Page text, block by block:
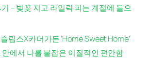
기 – 벚꽃 지고 라일락 피는 계절에 들으
립스X카더가든 ‘Home Sweet Home’
에서 나를 붙잡은 이질적인 편안함